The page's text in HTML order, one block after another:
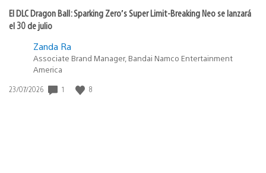
El DLC Dragon Ball: Sparking Zero’s Super Limit-Breaking Neo se lanzará
el 30 de julio
Zanda Ra
Associate Brand Manager, Bandai Namco Entertainment
America
Fecha
23/07/2026 1 8